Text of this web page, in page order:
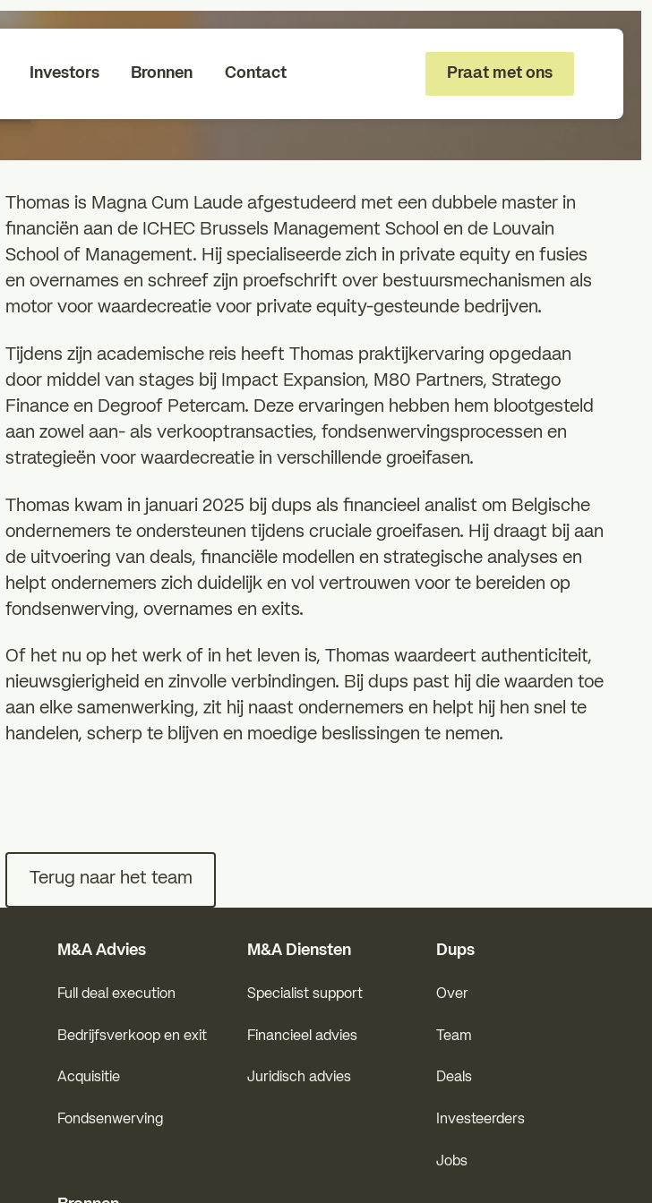
Investors Bronnen Contact Praat met ons
Thomas is Magna Cum Laude afgestudeerd met een dubbele master in
financiën aan de ICHEC Brussels Management School en de Louvain
School of Management. Hij specialiseerde zich in private equity en fusies
en overnames en schreef zijn proefschrift over bestuursmechanismen als
motor voor waardecreatie voor private equity-gesteunde bedrijven.
Tijdens zijn academische reis heeft Thomas praktijkervaring opgedaan
door middel van stages bij Impact Expansion, M80 Partners, Stratego
Finance en Degroof Petercam. Deze ervaringen hebben hem blootgesteld
aan zowel aan- als verkooptransacties, fondsenwervingsprocessen en
strategieën voor waardecreatie in verschillende groeifasen.
Thomas kwam in januari 2025 bij dups als financieel analist om Belgische
ondernemers te ondersteunen tijdens cruciale groeifasen. Hij draagt bij aan
de uitvoering van deals, financiële modellen en strategische analyses en
helpt ondernemers zich duidelijk en vol vertrouwen voor te bereiden op
fondsenwerving, overnames en exits.
Of het nu op het werk of in het leven is, Thomas waardeert authenticiteit,
nieuwsgierigheid en zinvolle verbindingen. Bij dups past hij die waarden toe
aan elke samenwerking, zit hij naast ondernemers en helpt hij hen snel te
handelen, scherp te blijven en moedige beslissingen te nemen.
Terug naar het team
M&A Advies
Full deal execution
Bedrijfsverkoop en exit
Acquisitie
Fondsenwerving
M&A Diensten
Specialist support
Financieel advies
Juridisch advies
Dups
Over
Team
Deals
Investeerders
Jobs